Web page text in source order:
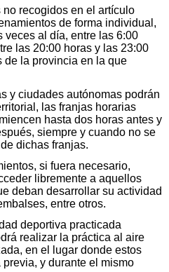
recogidos en el artículo
de forma individual,
veces al día, entre las 6:00
las 20:00 horas y las 23:00
de la provincia en la que
y ciudades autónomas podrán
las franjas horarias
hasta dos horas antes y
siempre y cuando no se
dichas franjas.
si fuera necesario,
libremente a aquellos
deban desarrollar su actividad
entre otros.
deportiva practicada
realizar la práctica al aire
en el lugar donde estos
y durante el mismo